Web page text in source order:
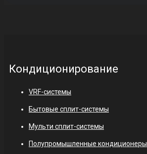
Кондиционирование
VRF-системы
Бытовые сплит-системы
Мульти сплит-системы
Полупромышленные кондиционеры